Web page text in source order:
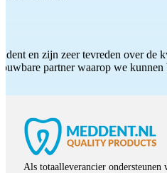
en zijn zeer tevreden over
partner waarop we kunnen
Als totaalleverancier ondersteunen